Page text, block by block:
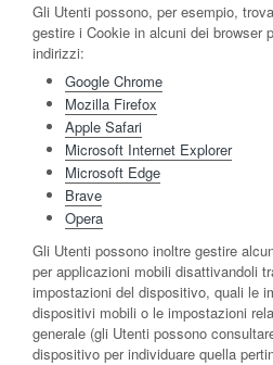
Gli Utenti possono, per esempio,
gestire i Cookie in alcuni dei browser
indirizzi:
Google Chrome
Mozilla Firefox
Apple Safari
Microsoft Internet Explorer
Microsoft Edge
Brave
Opera
Gli Utenti possono inoltre gestire
per applicazioni mobili disattivandoli
impostazioni del dispositivo, quali le
dispositivi mobili o le impostazioni
generale (gli Utenti possono
dispositivo per individuare quella